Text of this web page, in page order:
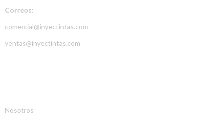
Correos:
comercial@inyectintas.com
ventas@inyectintas.com
Nosotros